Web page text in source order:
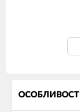
ОСОБЛИВОСТІ